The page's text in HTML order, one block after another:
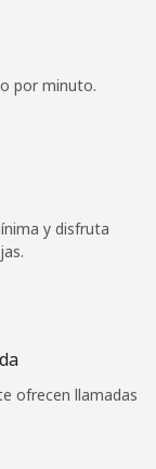
por minuto.
y disfruta
ofrecen llamadas